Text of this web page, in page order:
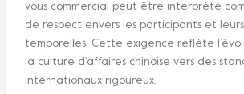
vous commercial peut être interprété
de respect envers les participants et
temporelles. Cette exigence reflète
la culture d’affaires chinoise vers des
internationaux rigoureux.